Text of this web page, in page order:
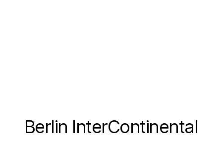
Catégories
Berlin InterContinental